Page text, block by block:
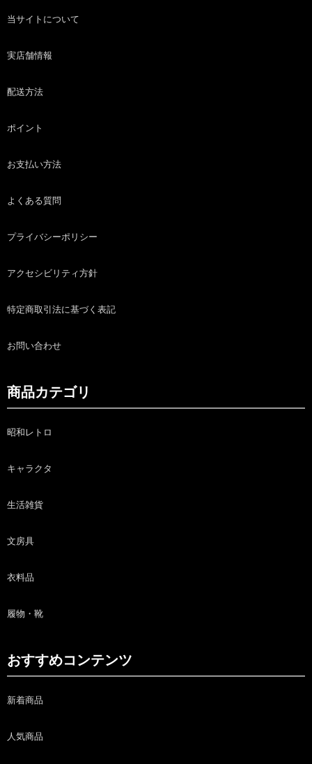
当サイトについて
実店舗情報
配送方法
ポイント
お支払い方法
よくある質問
プライバシーポリシー
アクセシビリティ方針
特定商取引法に基づく表記
お問い合わせ
商品カテゴリ
昭和レトロ
キャラクタ
生活雑貨
文房具
衣料品
履物・靴
おすすめコンテンツ
新着商品
人気商品